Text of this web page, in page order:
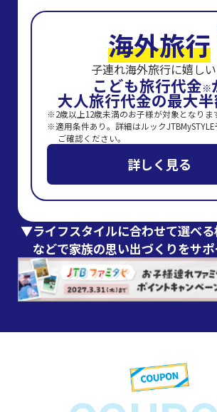
海外旅行
子連れ海外旅行に嬉し
こども旅行代金※
大人旅行代金の最大
2歳以上12歳未満のお子様が対象となりま
適用条件あり。詳細はルック
ご確認ください。
詳しく見る
▼ライフスタイルに合わせて選べ
などで家族の思い出づくりをサポ